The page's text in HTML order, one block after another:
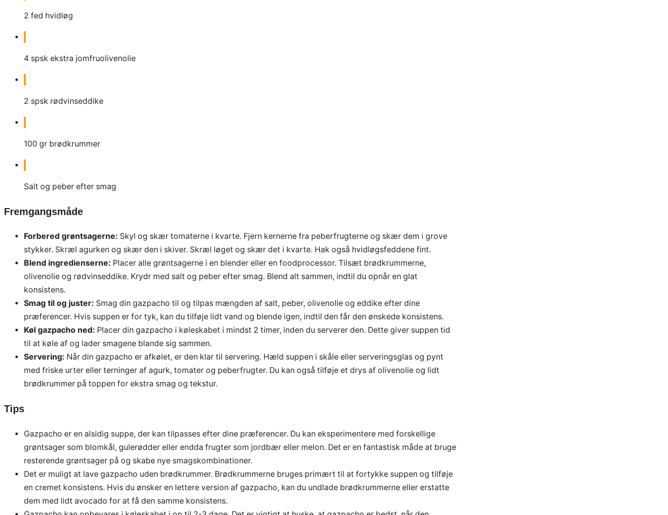
2 fed hvidløg
4 spsk ekstra jomfruolivenolie
2 spsk rødvinseddike
100 gr brødkrummer
Salt og peber efter smag
Fremgangsmåde
Forbered grøntsagerne: Skyl og skær tomaterne i kvarte. Fjern kernerne fra peberfrugterne og skær dem i grove
stykker. Skræl agurken og skær den i skiver. Skræl løget og skær det i kvarte. Hak også hvidløgsfeddene fint.
Blend ingredienserne: Placer alle grøntsagerne i en blender eller en foodprocessor. Tilsæt brødkrummerne,
olivenolie og rødvinseddike. Krydr med salt og peber efter smag. Blend alt sammen, indtil du opnår en glat
konsistens.
Smag til og juster: Smag din gazpacho til og tilpas mængden af salt, peber, olivenolie og eddike efter dine
præferencer. Hvis suppen er for tyk, kan du tilføje lidt vand og blende igen, indtil den får den ønskede konsistens.
Køl gazpacho ned: Placer din gazpacho i køleskabet i mindst 2 timer, inden du serverer den. Dette giver suppen tid
til at køle af og lader smagene blande sig sammen.
Servering: Når din gazpacho er afkølet, er den klar til servering. Hæld suppen i skåle eller serveringsglas og pynt
med friske urter eller terninger af agurk, tomater og peberfrugter. Du kan også tilføje et drys af olivenolie og lidt
brødkrummer på toppen for ekstra smag og tekstur.
Tips
Gazpacho er en alsidig suppe, der kan tilpasses efter dine præferencer. Du kan eksperimentere med forskellige
grøntsager som blomkål, gulerødder eller endda frugter som jordbær eller melon. Det er en fantastisk måde at bruge
resterende grøntsager på og skabe nye smagskombinationer.
Det er muligt at lave gazpacho uden brødkrummer. Brødkrummerne bruges primært til at fortykke suppen og tilføje
en cremet konsistens. Hvis du ønsker en lettere version af gazpacho, kan du undlade brødkrummerne eller erstatte
dem med lidt avocado for at få den samme konsistens.